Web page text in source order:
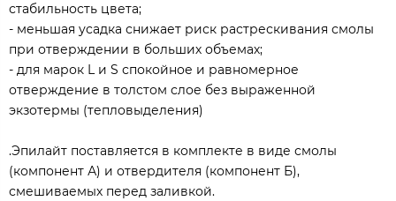
стабильность цвета;
- меньшая усадка снижает риск растрескивания смолы
при отверждении в больших объемах;
- для марок L и S спокойное и равномерное
отверждение в толстом слое без выраженной
экзотермы (тепловыделения)
.Эпилайт поставляется в комплекте в виде смолы
(компонент А) и отвердителя (компонент Б),
смешиваемых перед заливкой.